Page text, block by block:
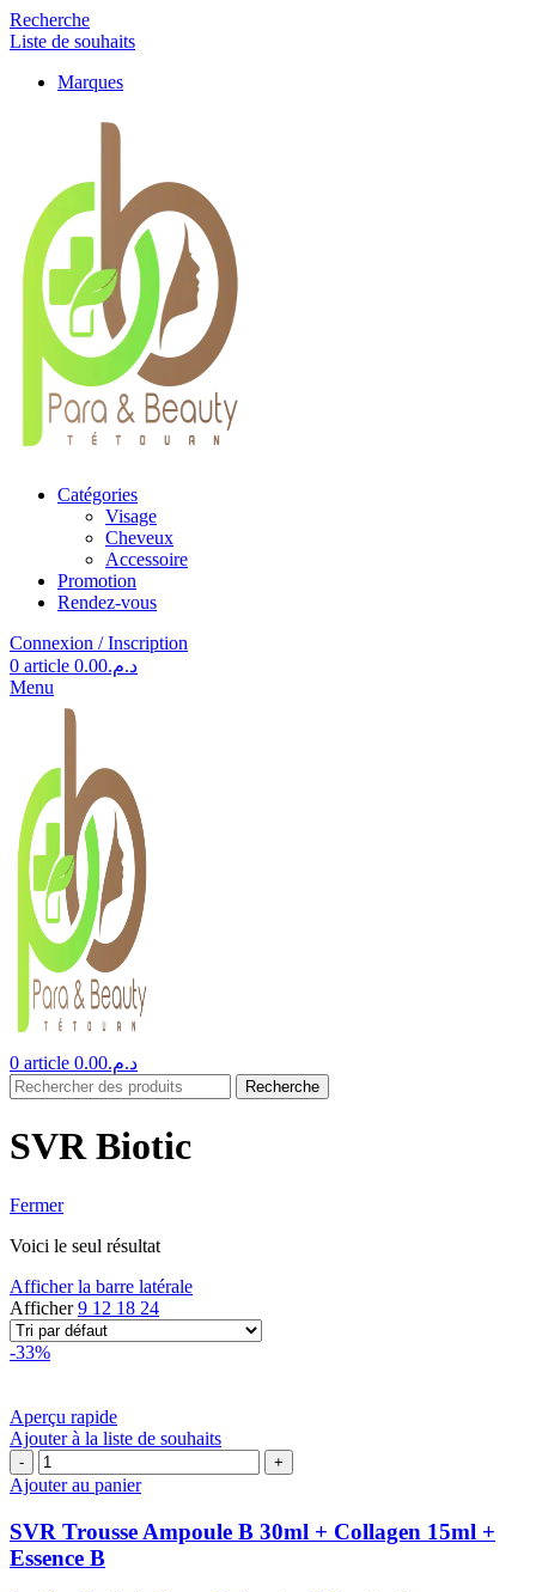
Recherche
Liste de souhaits
Marques
Catégories
Visage
Cheveux
Accessoire
Promotion
Rendez-vous
Connexion / Inscription
0 article د.م.0.00
Menu
0 article د.م.0.00
Recherche
SVR Biotic
Fermer
Voici le seul résultat
Afficher la barre latérale
Afficher9 12 18 24
-33%
Aperçu rapide
Ajouter à la liste de souhaits
quantité
de
Trousse
Ampoule
B
Ajouter au panier
SVR Trousse Ampoule B 30ml + Collagen 15ml +
Essence B